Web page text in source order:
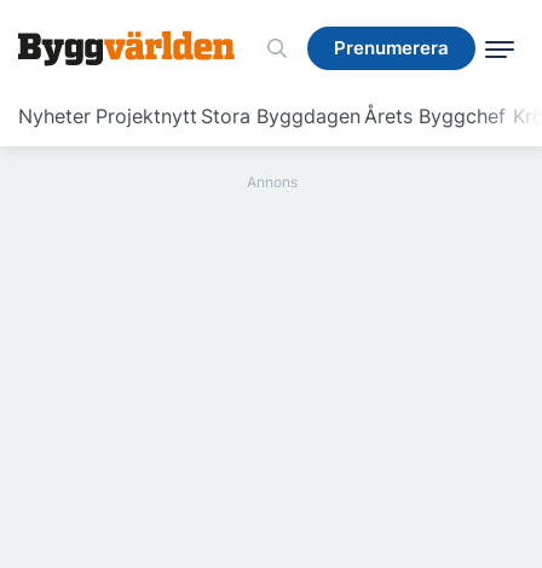
Prenumerera
Nyheter Projektnytt Stora ByggdagenÅrets Byggchef
Prenumerera